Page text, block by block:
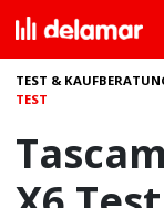
TEST &
TEST